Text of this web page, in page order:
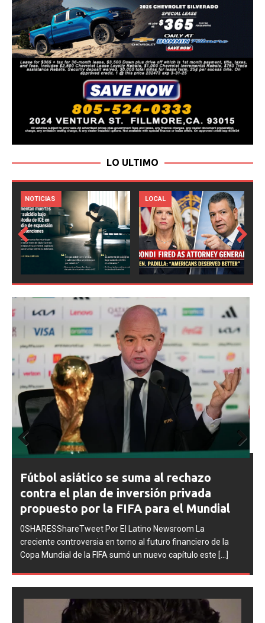
LO ULTIMO
LOCAL NOTICIAS
Prev
Next
FIFA abre expedientes disciplinarios
contra Argentina tras los incidentes en
la final del Mundial 2026
0SHARESShareTweet Por El Latino Newsroom La FIFA
inició una serie de procesos disciplinarios contra la
Asociación del Fútbol Argentino (AFA), cuatro integrantes
de la selección
Prev
ious
Next